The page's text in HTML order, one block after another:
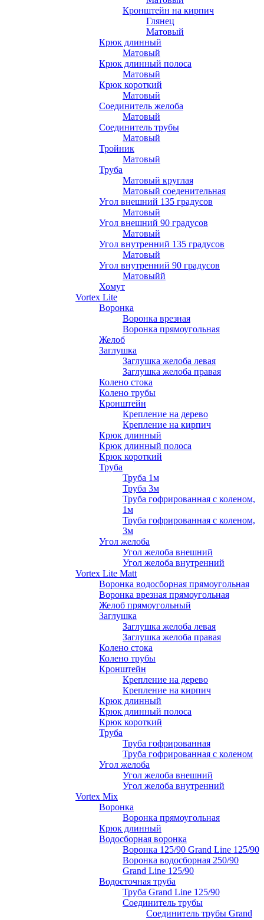
Кронштейн на кирпич
Глянец
Матовый
Крюк длинный
Матовый
Крюк длинный полоса
Матовый
Крюк короткий
Матовый
Соединитель желоба
Матовый
Соединитель трубы
Матовый
Тройник
Матовый
Труба
Матовый круглая
Матовый соеденительная
Угол внешний 135 градусов
Матовый
Угол внешний 90 градусов
Матовый
Угол внутренний 135 градусов
Матовый
Угол внутренний 90 градусов
Матовыйй
Хомут
Vortex Lite
Воронка
Воронка врезная
Воронка прямоугольная
Желоб
Заглушка
Заглушка желоба левая
Заглушка желоба правая
Колено стока
Колено трубы
Кронштейн
Крепление на дерево
Крепление на кирпич
Крюк длинный
Крюк длинный полоса
Крюк короткий
Труба
Труба 1м
Труба 3м
Труба гофрированная с коленом,
1м
Труба гофрированная с коленом,
3м
Угол желоба
Угол желоба внешний
Угол желоба внутренний
Vortex Lite Matt
Воронка водосборная прямоугольная
Воронка врезная прямоугольная
Желоб прямоугольный
Заглушка
Заглушка желоба левая
Заглушка желоба правая
Колено стока
Колено трубы
Кронштейн
Крепление на дерево
Крепление на кирпич
Крюк длинный
Крюк длинный полоса
Крюк короткий
Труба
Труба гофрированная
Труба гофрированная с коленом
Угол желоба
Угол желоба внешний
Угол желоба внутренний
Vortex Mix
Воронка
Воронка прямоугольная
Крюк длинный
Водосборная воронка
Воронка 125/90 Grand Line 125/90
Воронка водосборная 250/90
Grand Line 125/90
Водосточная труба
Труба Grand Line 125/90
Соединитель трубы
Соединитель трубы Grand